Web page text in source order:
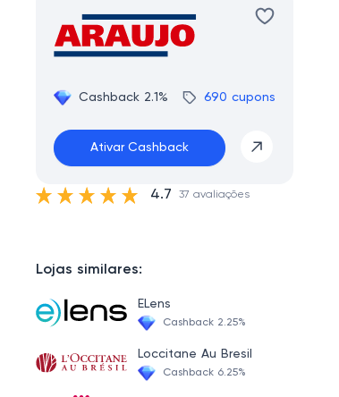
Cashback 2.1% 690 cupons
Ativar Cashback
4.7 37 avaliações
Lojas similares:
ELens
Cashback 2.25%
Loccitane Au Bresil
Cashback 6.25%